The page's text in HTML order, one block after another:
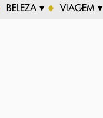
BELEZA ▾ VIAGEM ▾